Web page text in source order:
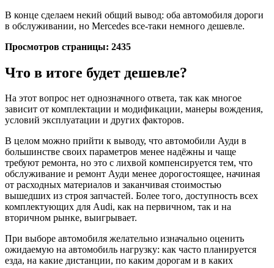
В конце сделаем некий общий вывод: оба автомобиля дороги
в обслуживании, но Mercedes все-таки немного дешевле.
Просмотров страницы: 2435
Что в итоге будет дешевле?
На этот вопрос нет однозначного ответа, так как многое
зависит от комплектации и модификации, манеры вождения,
условий эксплуатации и других факторов.
В целом можно прийти к выводу, что автомобили Ауди в
большинстве своих параметров менее надёжны и чаще
требуют ремонта, но это с лихвой компенсируется тем, что
обслуживание и ремонт Ауди менее дорогостоящее, начиная
от расходных материалов и заканчивая стоимостью
вышедших из строя запчастей. Более того, доступность всех
комплектующих для Audi, как на первичном, так и на
вторичном рынке, выигрывает.
При выборе автомобиля желательно изначально оценить
ожидаемую на автомобиль нагрузку: как часто планируется
езда, на какие дистанции, по каким дорогам и в каких